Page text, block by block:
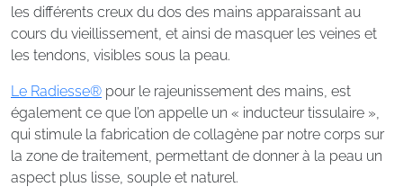
les différents creux du dos des mains apparaissant au
cours du vieillissement, et ainsi de masquer les veines et
les tendons, visibles sous la peau.
Le Radiesse® pour le rajeunissement des mains, est
également ce que l’on appelle un « inducteur tissulaire »,
qui stimule la fabrication de collagène par notre corps sur
la zone de traitement, permettant de donner à la peau un
aspect plus lisse, souple et naturel.